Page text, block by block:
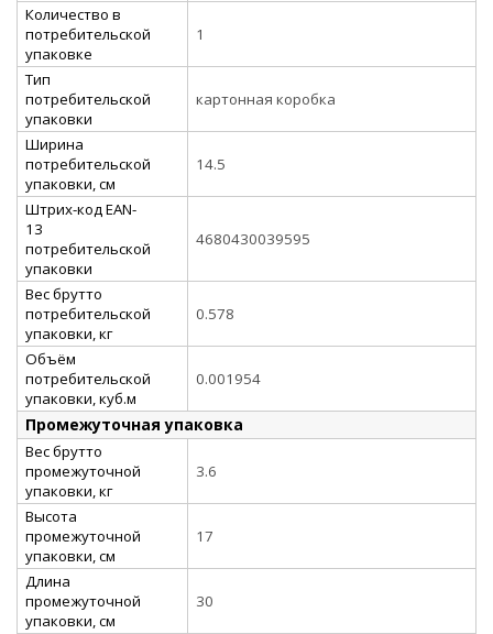
Количество в
потребительской
упаковке
1
Тип
потребительской
упаковки
картонная коробка
Ширина
потребительской
упаковки, см
14.5
Штрих-код EAN-
13
потребительской
упаковки
4680430039595
Вес брутто
потребительской
упаковки, кг
0.578
Объём
потребительской
упаковки, куб.м
0.001954
Промежуточная упаковка
Вес брутто
промежуточной
упаковки, кг
3.6
Высота
промежуточной
упаковки, см
17
Длина
промежуточной
упаковки, см
30